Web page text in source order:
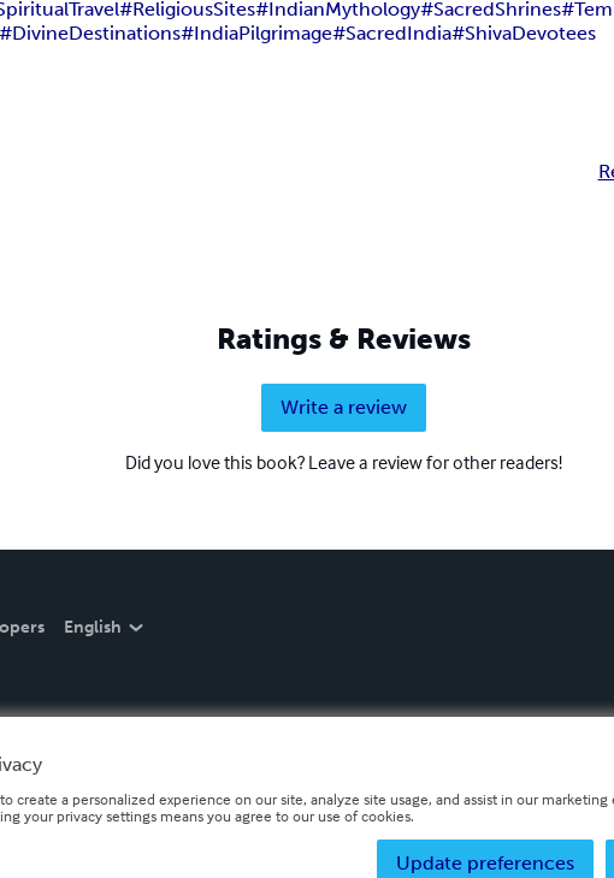
#ReligiousSites#IndianMythology#SacredShrines
#DivineDestinations#IndiaPilgrimage#SacredIndia#ShivaDevotees
Ratings & Reviews
Write a review
Did you love this book? Leave a review for other readers!
English
create a personalized experience on our site, analyze site usage, and assist in our
your privacy settings means you agree to our use of cookies.
Update preferences